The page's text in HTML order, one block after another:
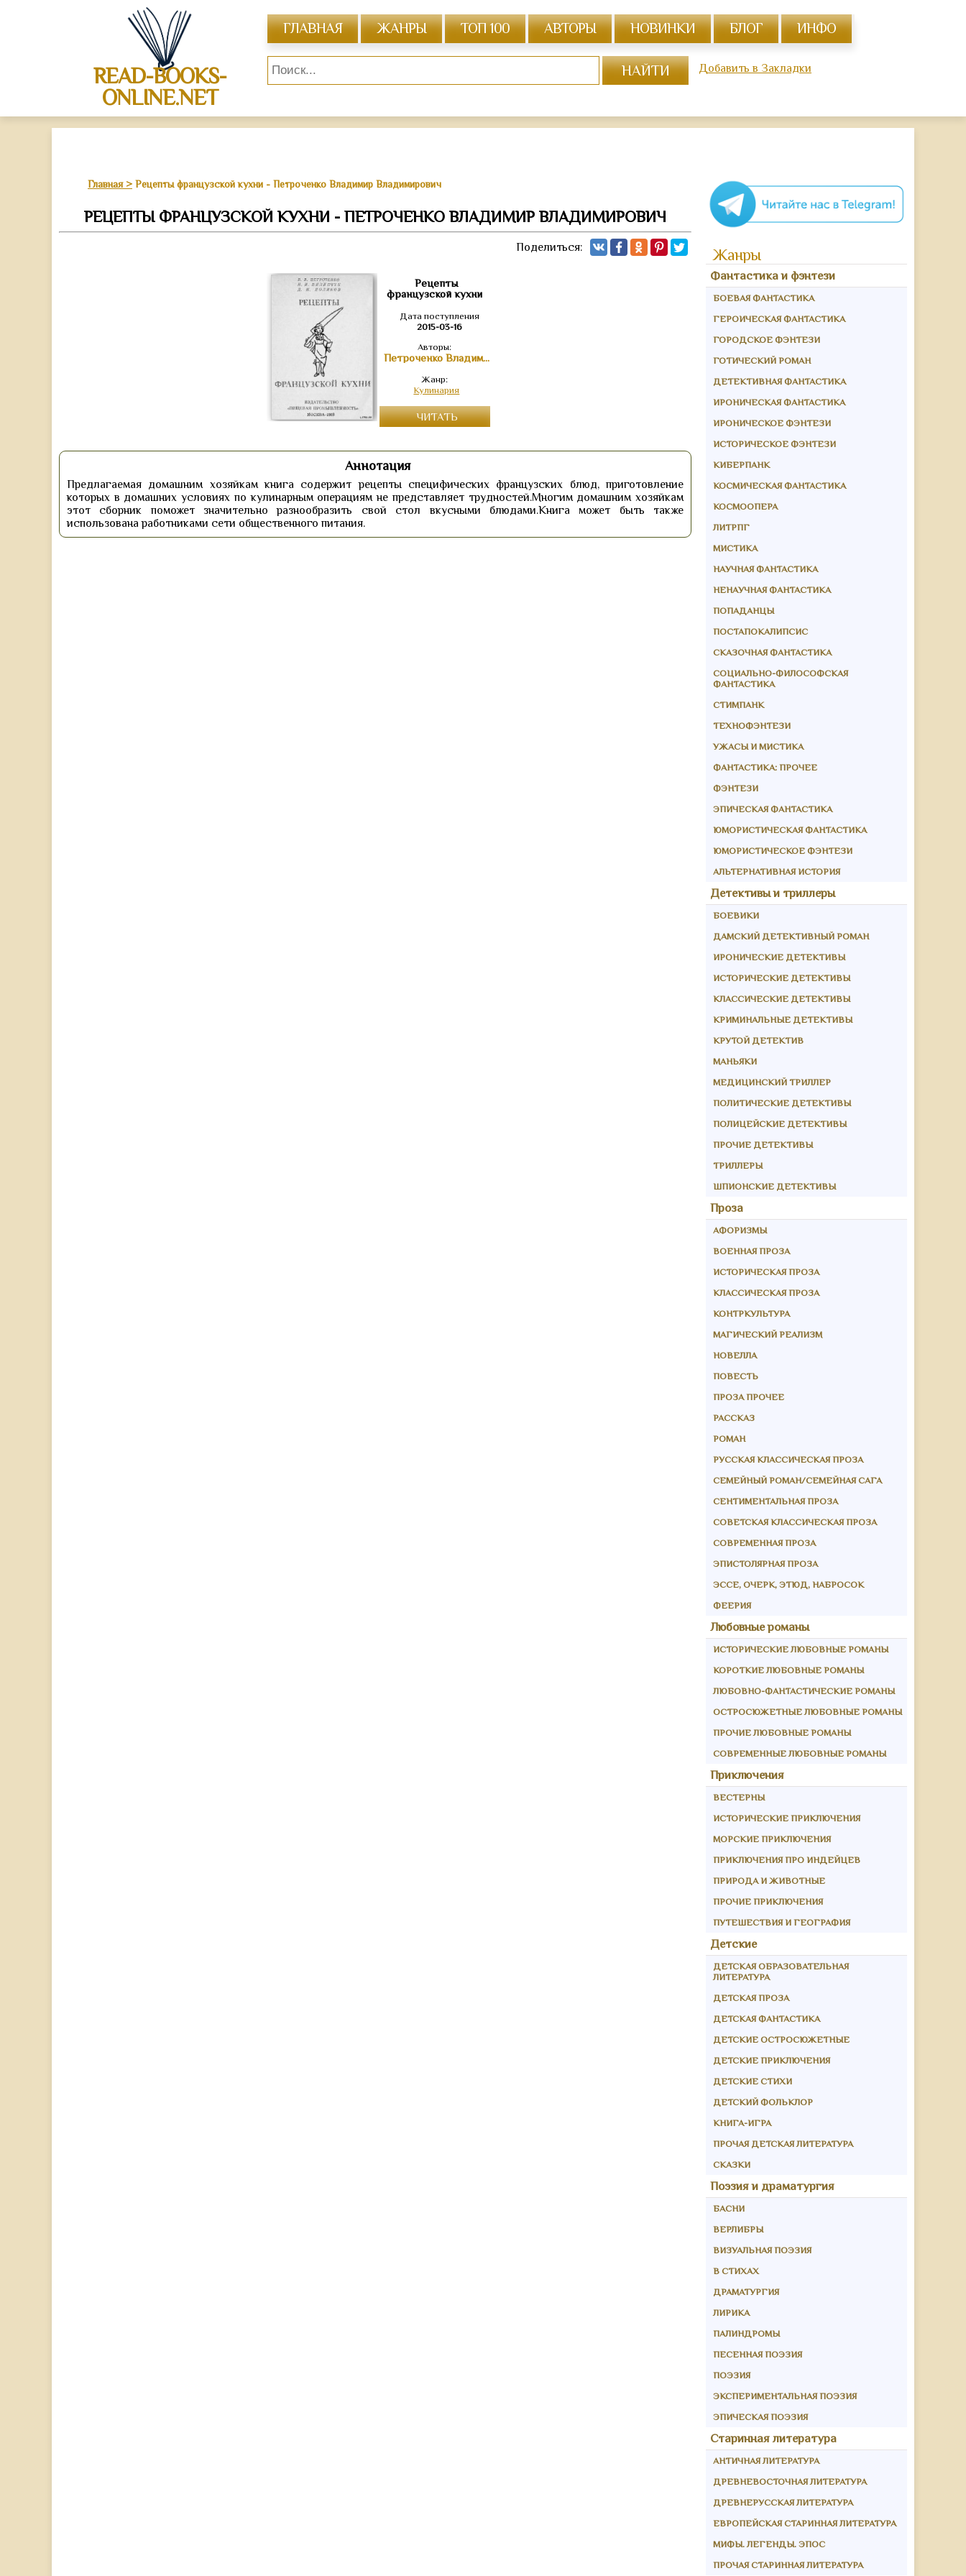
READ-BOOKS-
ONLINE.NET
ГЛАВНАЯ ЖАНРЫ ТОП 100 АВТОРЫ НОВИНКИ БЛОГ ИНФО
Добавить в Закладки
Главная Рецепты французской кухни - Петроченко Владимир Владимирович
РЕЦЕПТЫ ФРАНЦУЗСКОЙ КУХНИ - ПЕТРОЧЕНКО ВЛАДИМИР ВЛАДИМИРОВИЧ
Поделиться:
Рецепты
французской кухни
Дата поступления
2015-03-16
Авторы:
Петроченко Владимир Владимирович
Жанр:
Кулинария
ЧИТАТЬ
Аннотация
Предлагаемая домашним хозяйкам книга содержит рецепты специфических французских блюд, приготовление
которых в домашних условиях по кулинарным операциям не представляет трудностей.Многим домашним хозяйкам
этот сборник поможет значительно разнообразить свой стол вкусными блюдами.Книга может быть также
использована работниками сети общественного питания.
Жанры
Фантастика и фэнтези
БОЕВАЯ ФАНТАСТИКА
ГЕРОИЧЕСКАЯ ФАНТАСТИКА
ГОРОДСКОЕ ФЭНТЕЗИ
ГОТИЧЕСКИЙ РОМАН
ДЕТЕКТИВНАЯ ФАНТАСТИКА
ИРОНИЧЕСКАЯ ФАНТАСТИКА
ИРОНИЧЕСКОЕ ФЭНТЕЗИ
ИСТОРИЧЕСКОЕ ФЭНТЕЗИ
КИБЕРПАНК
КОСМИЧЕСКАЯ ФАНТАСТИКА
КОСМООПЕРА
ЛИТРПГ
МИСТИКА
НАУЧНАЯ ФАНТАСТИКА
НЕНАУЧНАЯ ФАНТАСТИКА
ПОПАДАНЦЫ
ПОСТАПОКАЛИПСИС
СКАЗОЧНАЯ ФАНТАСТИКА
СОЦИАЛЬНО-ФИЛОСОФСКАЯ
ФАНТАСТИКА
СТИМПАНК
ТЕХНОФЭНТЕЗИ
УЖАСЫ И МИСТИКА
ФАНТАСТИКА: ПРОЧЕЕ
ФЭНТЕЗИ
ЭПИЧЕСКАЯ ФАНТАСТИКА
ЮМОРИСТИЧЕСКАЯ ФАНТАСТИКА
ЮМОРИСТИЧЕСКОЕ ФЭНТЕЗИ
АЛЬТЕРНАТИВНАЯ ИСТОРИЯ
Детективы и триллеры
БОЕВИКИ
ДАМСКИЙ ДЕТЕКТИВНЫЙ РОМАН
ИРОНИЧЕСКИЕ ДЕТЕКТИВЫ
ИСТОРИЧЕСКИЕ ДЕТЕКТИВЫ
КЛАССИЧЕСКИЕ ДЕТЕКТИВЫ
КРИМИНАЛЬНЫЕ ДЕТЕКТИВЫ
КРУТОЙ ДЕТЕКТИВ
МАНЬЯКИ
МЕДИЦИНСКИЙ ТРИЛЛЕР
ПОЛИТИЧЕСКИЕ ДЕТЕКТИВЫ
ПОЛИЦЕЙСКИЕ ДЕТЕКТИВЫ
ПРОЧИЕ ДЕТЕКТИВЫ
ТРИЛЛЕРЫ
ШПИОНСКИЕ ДЕТЕКТИВЫ
Проза
АФОРИЗМЫ
ВОЕННАЯ ПРОЗА
ИСТОРИЧЕСКАЯ ПРОЗА
КЛАССИЧЕСКАЯ ПРОЗА
КОНТРКУЛЬТУРА
МАГИЧЕСКИЙ РЕАЛИЗМ
НОВЕЛЛА
ПОВЕСТЬ
ПРОЗА ПРОЧЕЕ
РАССКАЗ
РОМАН
РУССКАЯ КЛАССИЧЕСКАЯ ПРОЗА
СЕМЕЙНЫЙ РОМАН/СЕМЕЙНАЯ САГА
СЕНТИМЕНТАЛЬНАЯ ПРОЗА
СОВЕТСКАЯ КЛАССИЧЕСКАЯ ПРОЗА
СОВРЕМЕННАЯ ПРОЗА
ЭПИСТОЛЯРНАЯ ПРОЗА
ЭССЕ, ОЧЕРК, ЭТЮД, НАБРОСОК
ФЕЕРИЯ
Любовные романы
ИСТОРИЧЕСКИЕ ЛЮБОВНЫЕ РОМАНЫ
КОРОТКИЕ ЛЮБОВНЫЕ РОМАНЫ
ЛЮБОВНО-ФАНТАСТИЧЕСКИЕ РОМАНЫ
ОСТРОСЮЖЕТНЫЕ ЛЮБОВНЫЕ РОМАНЫ
ПРОЧИЕ ЛЮБОВНЫЕ РОМАНЫ
СОВРЕМЕННЫЕ ЛЮБОВНЫЕ РОМАНЫ
Приключения
ВЕСТЕРНЫ
ИСТОРИЧЕСКИЕ ПРИКЛЮЧЕНИЯ
МОРСКИЕ ПРИКЛЮЧЕНИЯ
ПРИКЛЮЧЕНИЯ ПРО ИНДЕЙЦЕВ
ПРИРОДА И ЖИВОТНЫЕ
ПРОЧИЕ ПРИКЛЮЧЕНИЯ
ПУТЕШЕСТВИЯ И ГЕОГРАФИЯ
Детские
ДЕТСКАЯ ОБРАЗОВАТЕЛЬНАЯ
ЛИТЕРАТУРА
ДЕТСКАЯ ПРОЗА
ДЕТСКАЯ ФАНТАСТИКА
ДЕТСКИЕ ОСТРОСЮЖЕТНЫЕ
ДЕТСКИЕ ПРИКЛЮЧЕНИЯ
ДЕТСКИЕ СТИХИ
ДЕТСКИЙ ФОЛЬКЛОР
КНИГА-ИГРА
ПРОЧАЯ ДЕТСКАЯ ЛИТЕРАТУРА
СКАЗКИ
Поэзия и драматургия
БАСНИ
ВЕРЛИБРЫ
ВИЗУАЛЬНАЯ ПОЭЗИЯ
В СТИХАХ
ДРАМАТУРГИЯ
ЛИРИКА
ПАЛИНДРОМЫ
ПЕСЕННАЯ ПОЭЗИЯ
ПОЭЗИЯ
ЭКСПЕРИМЕНТАЛЬНАЯ ПОЭЗИЯ
ЭПИЧЕСКАЯ ПОЭЗИЯ
Старинная литература
АНТИЧНАЯ ЛИТЕРАТУРА
ДРЕВНЕВОСТОЧНАЯ ЛИТЕРАТУРА
ДРЕВНЕРУССКАЯ ЛИТЕРАТУРА
ЕВРОПЕЙСКАЯ СТАРИННАЯ ЛИТЕРАТУРА
МИФЫ. ЛЕГЕНДЫ. ЭПОС
ПРОЧАЯ СТАРИННАЯ ЛИТЕРАТУРА